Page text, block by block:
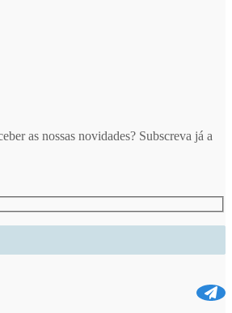
as nossas novidades? Subscreva já a